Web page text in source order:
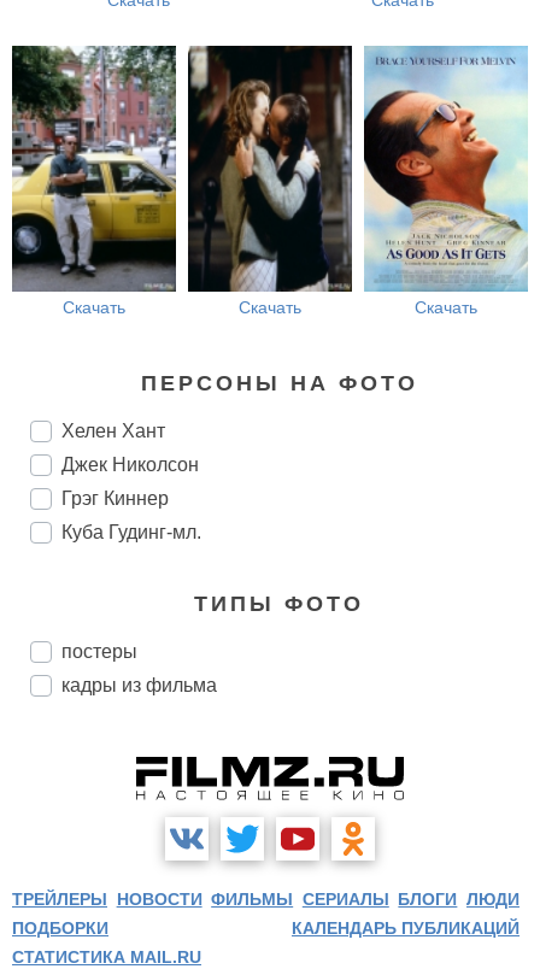
Скачать Скачать Скачать
ПЕРСОНЫ НА ФОТО
Хелен Хант
Джек Николсон
Грэг Киннер
Куба Гудинг-мл.
ТИПЫ ФОТО
постеры
кадры из фильма
ТРЕЙЛЕРЫ НОВОСТИ ФИЛЬМЫ СЕРИАЛЫ БЛОГИ ЛЮДИ
ПОДБОРКИ
КАЛЕНДАРЬ ПУБЛИКАЦИЙ
СТАТИСТИКА MAIL.RU